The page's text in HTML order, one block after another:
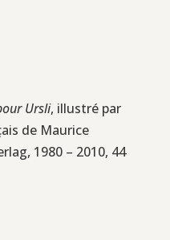
Ursli, illustré par
de Maurice
1980 – 2010, 44